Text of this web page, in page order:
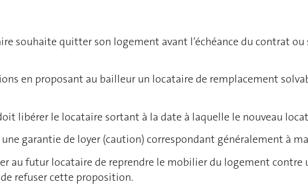
souhaite quitter son logement avant l’échéance du contrat ou
en proposant au bailleur un locataire de remplacement
libérer le locataire sortant à la date à laquelle le nouveau
garantie de loyer (caution) correspondant généralement à
au futur locataire de reprendre le mobilier du logement contre
refuser cette proposition.